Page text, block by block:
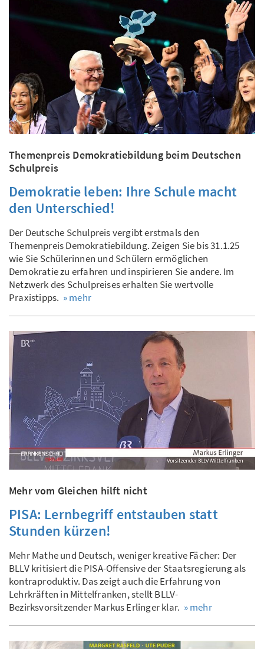
Themenpreis Demokratiebildung beim Deutschen
Schulpreis
Demokratie leben: Ihre Schule macht
den Unterschied!
Der Deutsche Schulpreis vergibt erstmals den
Themenpreis Demokratiebildung. Zeigen Sie bis 31.1.25
wie Sie Schülerinnen und Schülern ermöglichen
Demokratie zu erfahren und inspirieren Sie andere. Im
Netzwerk des Schulpreises erhalten Sie wertvolle
Praxistipps. » mehr
Mehr vom Gleichen hilft nicht
PISA: Lernbegriff entstauben statt
Stunden kürzen!
Mehr Mathe und Deutsch, weniger kreative Fächer: Der
BLLV kritisiert die PISA-Offensive der Staatsregierung als
kontraproduktiv. Das zeigt auch die Erfahrung von
Lehrkräften in Mittelfranken, stellt BLLV-
Bezirksvorsitzender Markus Erlinger klar. » mehr